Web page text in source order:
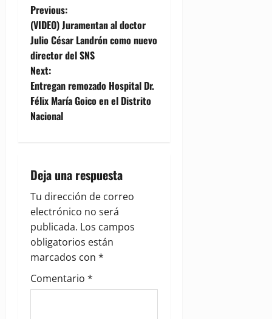
P
o
s
t
n
v
i
g
a
t
i
Previous:
(VIDEO) Juramentan al doctor
Julio César Landrón como nuevo
director del SNS
Next:
Entregan remozado Hospital Dr.
Félix María Goico en el Distrito
Nacional
Deja una respuesta
Tu dirección de correo
electrónico no será
publicada. Los campos
obligatorios están
marcados con *
Comentario *